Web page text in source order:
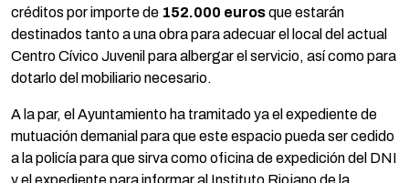
créditos por importe de 152.000 eurosque estarán
destinados tanto a una obra para adecuar el local del actual
Centro Cívico Juvenil para albergar el servicio, así como para
dotarlo del mobiliario necesario.
A la par, el Ayuntamiento ha tramitado ya el expediente de
mutuación demanial para que este espacio pueda ser cedido
a la policía para que sirva como oficina de expedición del DNI